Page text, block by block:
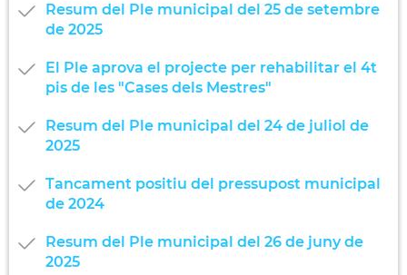
Resum del Ple municipal del 25 de setembre
de 2025
El Ple aprova el projecte per rehabilitar el 4t
pis de les "Cases dels Mestres"
Resum del Ple municipal del 24 de juliol de
2025
Tancament positiu del pressupost municipal
de 2024
Resum del Ple municipal del 26 de juny de
2025